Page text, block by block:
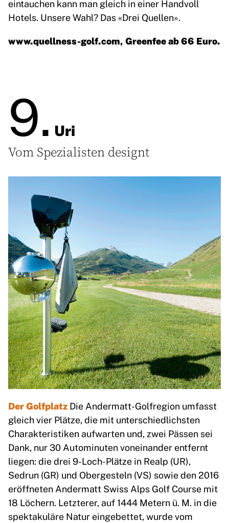
eintauchen kann man gleich in einer Handvoll
Hotels. Unsere Wahl? Das «Drei Quellen».
www.quellness-golf.com, Greenfee ab 66 Euro.
9. Uri
Vom Spezialisten designt
Der Golfplatz Die Andermatt-Golfregion umfasst
gleich vier Plätze, die mit unterschiedlichsten
Charakteristiken aufwarten und, zwei Pässen sei
Dank, nur 30 Autominuten voneinander entfernt
liegen: die drei 9-Loch-Plätze in Realp (UR),
Sedrun (GR) und Obergesteln (VS) sowie den 2016
eröffneten Andermatt Swiss Alps Golf Course mit
18 Löchern. Letzterer, auf 1444 Metern ü. M. in die
spektakuläre Natur eingebettet, wurde vom